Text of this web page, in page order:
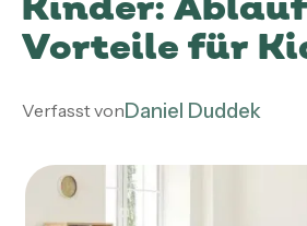
Vorteile für
Verfasst vonDaniel Duddek